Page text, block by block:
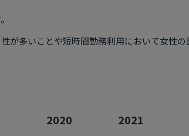
が多いことや短時間勤務利用において女性
2020 2021